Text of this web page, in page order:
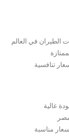
في العالم
تنافسية
عالية
مناسبة